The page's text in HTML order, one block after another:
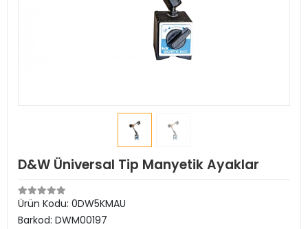
D&W Üniversal Tip Manyetik Ayaklar
Ürün Kodu: 0DW5KMAU
Barkod: DWM00197